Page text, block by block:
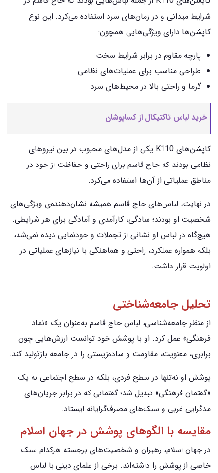
شرایط میدانی و در زمان‌های سرد استفاده می‌کرد. این نوع
کاپشن‌ها دارای ویژگی‌هایی همچون:
پارچه مقاوم در برابر شرایط سخت
طراحی مناسب برای عملیات‌های نظامی
گرما و راحتی بالا در محیط‌های سرد
خرید لباس تاکتیکال از کساپوشان
کاپشن‌های K110 یکی از مدل‌های محبوب در بین نیروهای
نظامی بودند که حاج قاسم برای راحتی و حفاظت از خود در
مناطق عملیاتی از آن‌ها استفاده می‌کرد.
در نهایت، لباس‌های حاج قاسم همیشه نشان‌دهنده‌ی ویژگی‌های
شخصیت او بودند؛ سادگی، کارآمدی و آمادگی برای هر شرایطی.
هیچ‌گاه در لباس او نشانی از تجملات و خودنمایی دیده نمی‌شد،
بلکه همواره عملکرد، راحتی و هماهنگی با نیازهای عملیاتی در
اولویت قرار داشت.
تحلیل جامعه‌شناختی
از منظر جامعه‌شناسی، لباس حاج قاسم به‌عنوان یک «نماد
فرهنگی» عمل کرد. او با پوشش خود توانست ارزش‌هایی چون
برابری، معنویت، مقاومت و ساده‌زیستی را در جامعه بازتولید کند.
پوشش او نه‌تنها در سطح فردی، بلکه در سطح اجتماعی به یک
«گفتمان فرهنگی» تبدیل شد؛ گفتمانی که در برابر جریان‌های
مدگرایی غربی و سبک‌های مصرف‌گرایانه ایستاد.
مقایسه با الگوهای پوشش در جهان اسلام
در جهان اسلام، رهبران و شخصیت‌های برجسته هرکدام سبک
خاصی از پوشش را داشته‌اند. برخی از علمای دینی با لباس